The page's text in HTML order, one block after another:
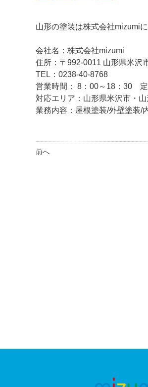
山形の塗装は株式会社mizumiに
会社名：株式会社mizumi
住所：〒992-0011 山形県米沢
TEL：0238-40-8768
営業時間： 8：00～18：30 定
対応エリア：山形県米沢市・
業務内容：屋根塗装/外壁塗装/
前へ